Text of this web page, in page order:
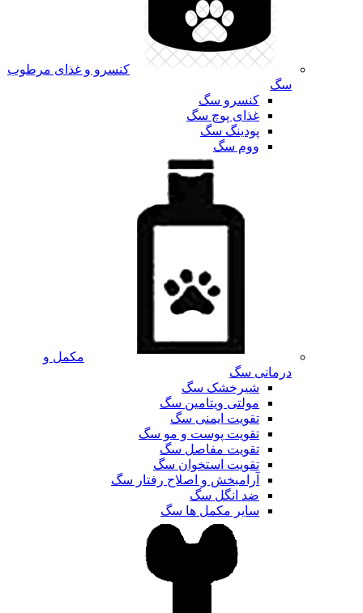
کنسرو و غذای مرطوب
سگ
کنسرو سگ
غذای پوچ سگ
پودینگ سگ
ووم سگ
مکمل و
درمانی سگ
شیرخشک سگ
مولتی ویتامین سگ
تقویت ایمنی سگ
تقویت پوست و مو سگ
تقویت مفاصل سگ
تقویت استخوان سگ
آرامبخش و اصلاح رفتار سگ
ضد انگل سگ
سایر مکمل ها سگ